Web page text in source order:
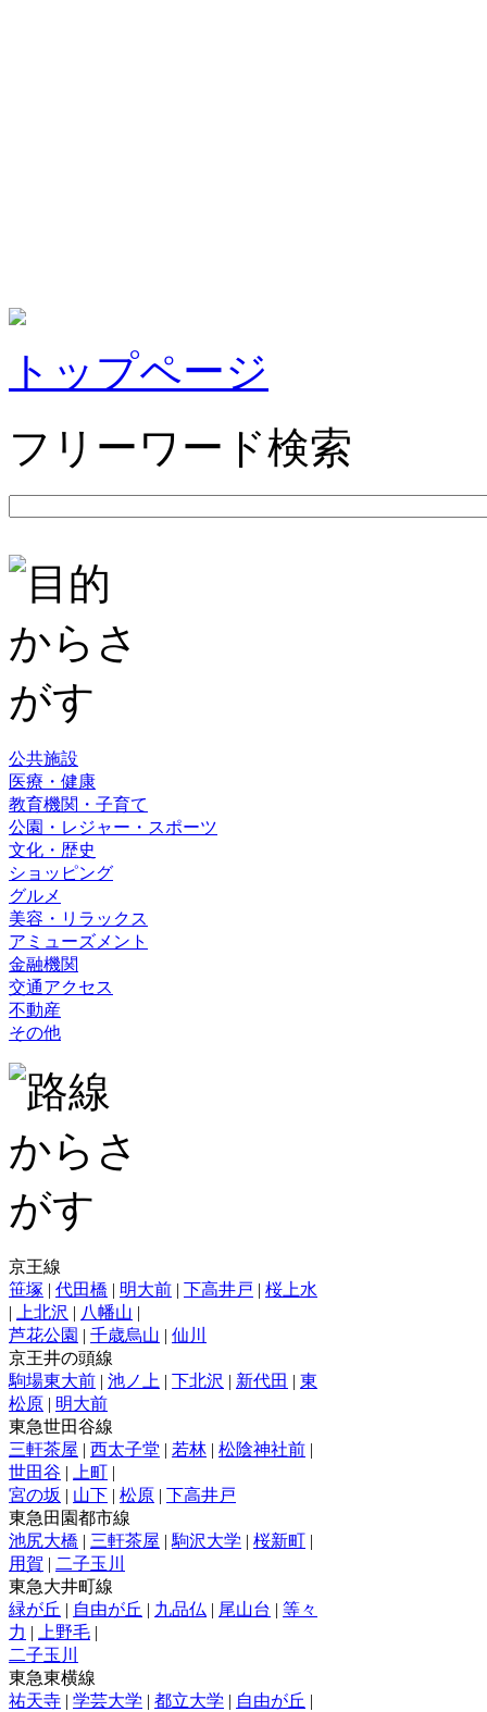
トップページ
フリーワード検索
公共施設
医療・健康
教育機関・子育て
公園・レジャー・スポーツ
文化・歴史
ショッピング
グルメ
美容・リラックス
アミューズメント
金融機関
交通アクセス
不動産
その他
京王線
笹塚 | 代田橋 | 明大前 | 下高井戸 | 桜上水
|
上北沢 | 八幡山 |
芦花公園 | 千歳烏山 | 仙川
京王井の頭線
駒場東大前 | 池ノ上 | 下北沢 | 新代田 | 東
松原 | 明大前
東急世田谷線
三軒茶屋 | 西太子堂 | 若林 | 松陰神社前 |
世田谷 | 上町 |
宮の坂 | 山下 | 松原 | 下高井戸
東急田園都市線
池尻大橋 | 三軒茶屋 | 駒沢大学 | 桜新町 |
用賀 | 二子玉川
東急大井町線
緑が丘 | 自由が丘 | 九品仏 | 尾山台 | 等々
力 | 上野毛 |
二子玉川
東急東横線
祐天寺 | 学芸大学 | 都立大学 | 自由が丘 |